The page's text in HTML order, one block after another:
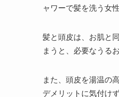
ャワーで髪を洗う女
髪と頭皮は、お肌と
まうと、必要なうる
また、頭皮を湯温の
デメリットに気付け